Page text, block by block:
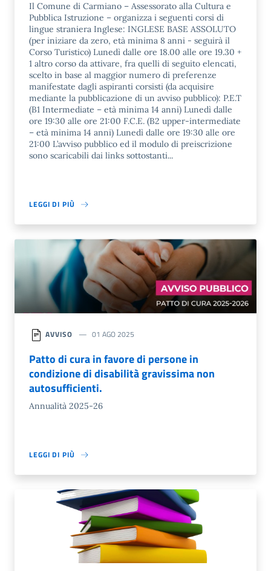
Il Comune di Carmiano – Assessorato alla Cultura e
Pubblica Istruzione – organizza i seguenti corsi di
lingue straniera Inglese: INGLESE BASE ASSOLUTO
(per iniziare da zero, età minima 8 anni - seguirà il
Corso Turistico) Lunedì dalle ore 18.00 alle ore 19.30 +
1 altro corso da attivare, fra quelli di seguito elencati,
scelto in base al maggior numero di preferenze
manifestate dagli aspiranti corsisti (da acquisire
mediante la pubblicazione di un avviso pubblico): P.E.T
(B1 Intermediate – età minima 14 anni) Lunedì dalle
ore 19:30 alle ore 21:00 F.C.E. (B2 upper-intermediate
– età minima 14 anni) Lunedì dalle ore 19:30 alle ore
21:00 L’avviso pubblico ed il modulo di preiscrizione
sono scaricabili dai links sottostanti...
LEGGI DI PIÙ
AVVISO 01 AGO 2025
Patto di cura in favore di persone in
condizione di disabilità gravissima non
autosufficienti.
Annualità 2025-26
LEGGI DI PIÙ